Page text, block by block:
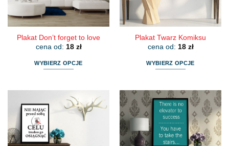
stronie
produktu
produktu
Plakat Don’t forget to love
cena od: 18 zł
WYBIERZ OPCJE
wiele
wariantów.
Opcje
można
Plakat Twarz Komiksu
cena od: 18 zł
WYBIERZ OPCJE
ma
wiele
wariantów.
Opcje
można